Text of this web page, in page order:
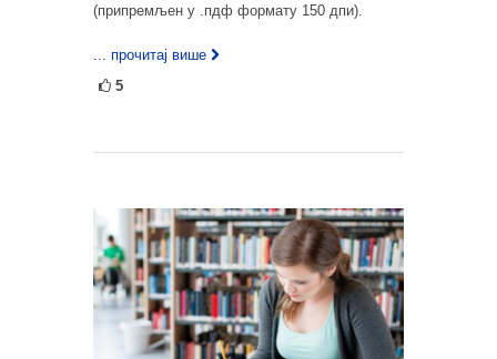
(припремљен у .пдф формату 150 дпи).
... прочитај више
5